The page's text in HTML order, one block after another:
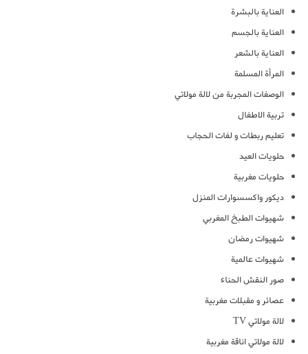
العناية بالبشرة
العناية بالجسم
العناية بالشعر
المرأة المسلمة
الوصفات المجربة من لالة مولاتي
تربية الاطفال
تعليم ربطات و لفات الحجاب
حلويات العيد
حلويات مغربية
ديكور واكسسوارات المنزل
شهيوات الطبخ المغربي
شهيوات رمضان
شهيوات عالمية
صور النقش الحناء
عصائر و مقبلات مغربية
لالة مولاتي TV
لالة مولاتي اناقة مغربية